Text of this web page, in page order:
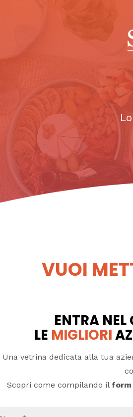
VUOI
ENTRA
LE MIGLIORI
Una vetrina dedicata alla tua
Scopri come compilando il form